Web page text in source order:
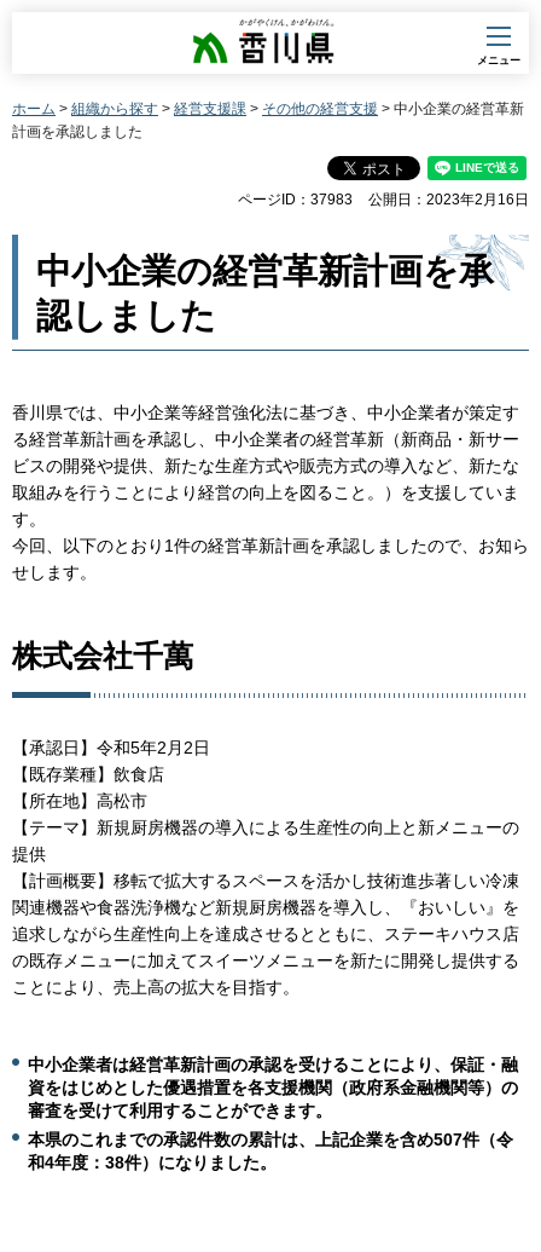
香川県
メニュー
ホーム > 組織から探す > 経営支援課 > その他の経営支援 > 中小企業の経営革新
計画を承認しました
ページID：37983 公開日：2023年2月16日
中小企業の経営革新計画を承
認しました
香川県では、中小企業等経営強化法に基づき、中小企業者が策定す
る経営革新計画を承認し、中小企業者の経営革新（新商品・新サー
ビスの開発や提供、新たな生産方式や販売方式の導入など、新たな
取組みを行うことにより経営の向上を図ること。）を支援していま
す。
今回、以下のとおり1件の経営革新計画を承認しましたので、お知ら
せします。
株式会社千萬
【承認日】令和5年2月2日
【既存業種】飲食店
【所在地】高松市
【テーマ】新規厨房機器の導入による生産性の向上と新メニューの
提供
【計画概要】移転で拡大するスペースを活かし技術進歩著しい冷凍
関連機器や食器洗浄機など新規厨房機器を導入し、『おいしい』を
追求しながら生産性向上を達成させるとともに、ステーキハウス店
の既存メニューに加えてスイーツメニューを新たに開発し提供する
ことにより、売上高の拡大を目指す。
中小企業者は経営革新計画の承認を受けることにより、保証・融
資をはじめとした優遇措置を各支援機関（政府系金融機関等）の
審査を受けて利用することができます。
本県のこれまでの承認件数の累計は、上記企業を含め507件（令
和4年度：38件）になりました。